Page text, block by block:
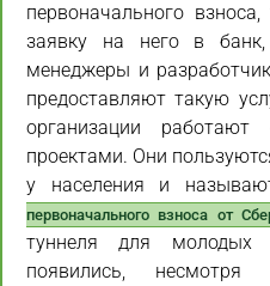
первоначального
заявку на него в
менеджеры и
предоставляют такую
организации
проектами. Они
у населения и
первоначального взноса от
туннеля для молодых
появились,